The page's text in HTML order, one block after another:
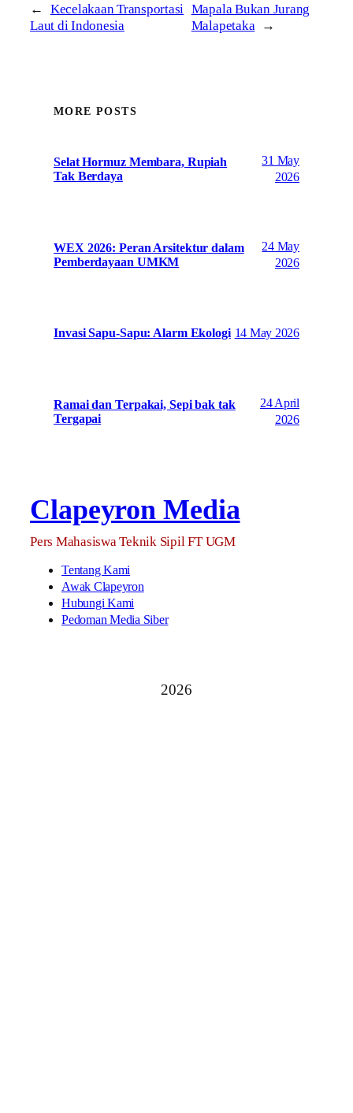
←
Kecelakaan Transportasi
Laut di Indonesia
Mapala Bukan Jurang
Malapetaka
→
MORE POSTS
Selat Hormuz Membara, Rupiah
Tak Berdaya
31 May
2026
WEX 2026: Peran Arsitektur dalam
Pemberdayaan UMKM
24 May
2026
Invasi Sapu-Sapu: Alarm Ekologi 14 May 2026
Ramai dan Terpakai, Sepi bak tak
Tergapai
24 April
2026
Clapeyron Media
Pers Mahasiswa Teknik Sipil FT UGM
Tentang Kami
Awak Clapeyron
Hubungi Kami
Pedoman Media Siber
2026